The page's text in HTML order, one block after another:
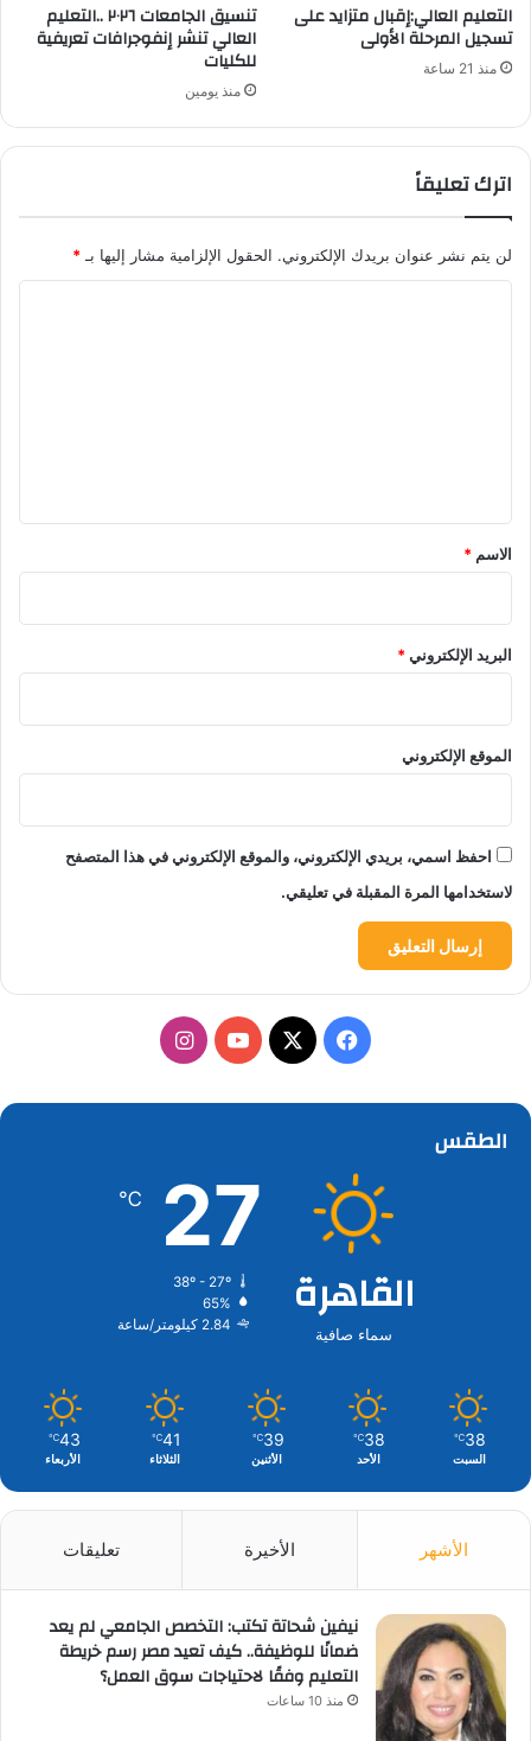
التعليم العالي:إقبال متزايد على
تسجيل المرحلة الأولى
منذ 21 ساعة
تنسيق الجامعات ٢٠٢٦ ..التعليم
العالي تنشر إنفوجرافات تعريفية
للكليات
منذ يومين
اترك تعليقاً
لن يتم نشر عنوان بريدك الإلكتروني. الحقول الإلزامية مشار إليها بـ *
*
الاسم *
البريد الإلكتروني*
الموقع الإلكتروني
احفظ اسمي، بريدي الإلكتروني، والموقع الإلكتروني في هذا المتصفح
لاستخدامها المرة المقبلة في تعليقي.
فيسبوك
‫X
‫YouTubeانستقرام
الطقس
القاهرة
سماء صافية
27
℃
38º - 27º
65%
2.84 كيلومتر/ساعة
38
℃
السبت
38
℃
الأحد
39
℃
الأثنين
41
℃
الثلاثاء
43
℃
الأربعاء
الأشهر الأخيرة تعليقات
نيفين شحاتة تكتب: التخصص الجامعي لم يعد
ضمانًا للوظيفة.. كيف تعيد مصر رسم خريطة
التعليم وفقًا لاحتياجات سوق العمل؟
منذ 10 ساعات